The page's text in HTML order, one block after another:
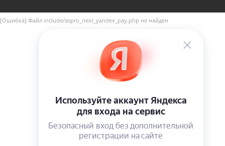
[Ошибка] Файл include/aspro_next_yandex_pay.php не найден